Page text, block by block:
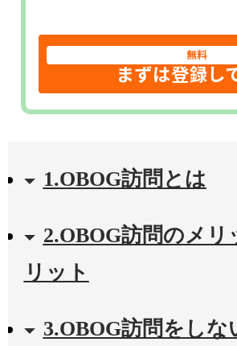
無料
まずは登録し
1.OBOG訪問とは
2.OBOG訪問のメリ
リット
3.OBOG訪問をしな